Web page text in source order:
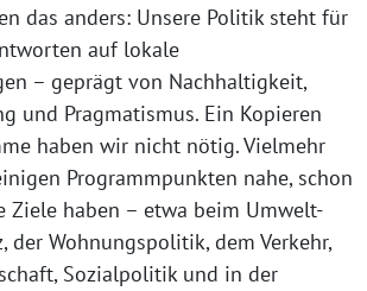
das anders: Unsere Politik steht für
auf lokale
– geprägt von Nachhaltigkeit,
und Pragmatismus. Ein Kopieren
haben wir nicht nötig. Vielmehr
Programmpunkten nahe, schon
Ziele haben – etwa beim Umwelt-
der Wohnungspolitik, dem Verkehr,
Sozialpolitik und in der